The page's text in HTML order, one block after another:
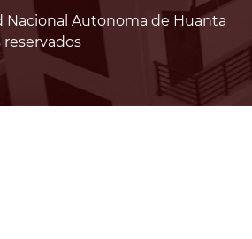
Nacional Autonoma de Huanta
reservados